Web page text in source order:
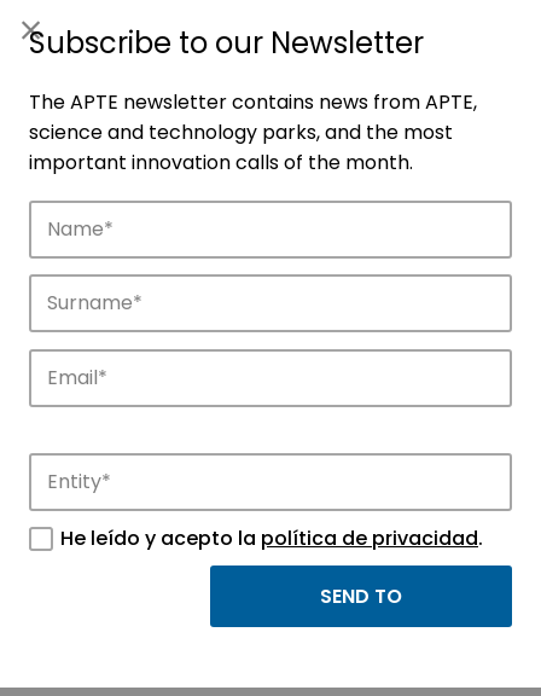
Companies
Discover the companies that drive
innovation in APTE’s parks.
RENACENS SISTEMAS
TELECOMMUNICATIONS
Subscribe to our Newsletter
The APTE newsletter contains news from APTE,
science and technology parks, and the most
important innovation calls of the month.
He leído y acepto la política de privacidad.